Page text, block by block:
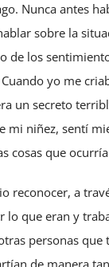
Nunca antes
sobre la
de los
yo me
un secreto
mi niñez, sentí
cosas que
reconocer, a
lo que eran y
personas que
de manera